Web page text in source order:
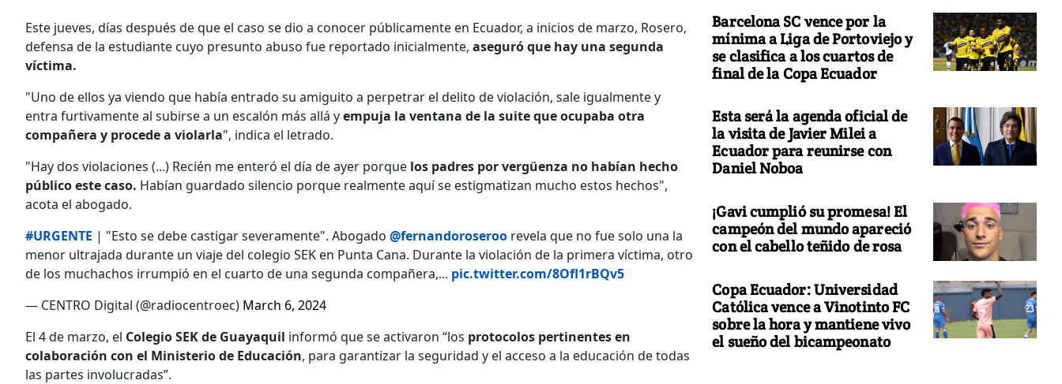
Este jueves, días después de que el caso se dio a conocer públicamente en Ecuador, a inicios de marzo, Rosero,
defensa de la estudiante cuyo presunto abuso fue reportado inicialmente, aseguró que hay una segunda
víctima.
"Uno de ellos ya viendo que había entrado su amiguito a perpetrar el delito de violación, sale igualmente y
entra furtivamente al subirse a un escalón más allá yempuja la ventana de la suite que ocupaba otra
compañera y procede a violarla", indica el letrado.
"Hay dos violaciones (...) Recién me enteró el día de ayer porque los padres por vergüenza no habían hecho
público este caso. Habían guardado silencio porque realmente aquí se estigmatizan mucho estos hechos",
acota el abogado.
#URGENTE | "Esto se debe castigar severamente". Abogado @fernandoroseroo revela que no fue solo una la
menor ultrajada durante un viaje del colegio SEK en Punta Cana. Durante la violación de la primera víctima, otro
de los muchachos irrumpió en el cuarto de una segunda compañera,... pic.twitter.com/8Ofl1rBQv5
— CENTRO Digital (@radiocentroec) March 6, 2024
El 4 de marzo, el Colegio SEK de Guayaquil informó que se activaron “los protocolos pertinentes en
colaboración con el Ministerio de Educación, para garantizar la seguridad y el acceso a la educación de todas
las partes involucradas”.
Barcelona SC vence por la
mínima a Liga de Portoviejo y
se clasifica a los cuartos de
final de la Copa Ecuador
Esta será la agenda oficial de
la visita de Javier Milei a
Ecuador para reunirse con
Daniel Noboa
¡Gavi cumplió su promesa! El
campeón del mundo apareció
con el cabello teñido de rosa
Copa Ecuador: Universidad
Católica vence a Vinotinto FC
sobre la hora y mantiene vivo
el sueño del bicampeonato